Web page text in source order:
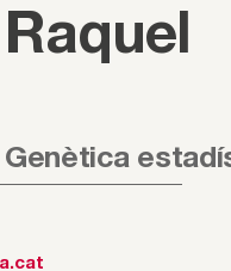
Genètica